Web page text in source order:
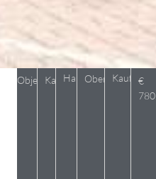
Objekt 1100
KaufHausObertraunKaufpreis
€